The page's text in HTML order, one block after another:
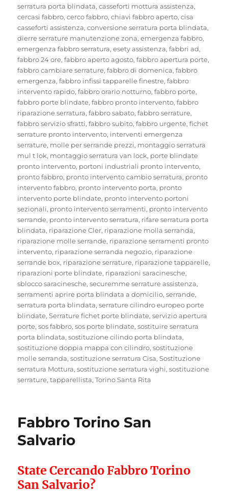
serratura porta blindata,casseforti mottura assistenza,
cercasi fabbro,cerco fabbro,chiavi fabbro aperto,cisa
casseforti assistenza,conversione serratura porta blindata,
dierre serrature manutenzione zona,emergenza fabbro,
emergenza fabbro serratura,esety assistenza,fabbri ad,
fabbro 24 ore,fabbro aperto agosto,fabbro apertura porte,
fabbro cambiare serrature,fabbro di domenica,fabbro
emergenza,fabbro infissi tapparelle finestre,fabbro
intervento rapido,fabbro orario notturno,fabbro porte,
fabbro porte blindate,fabbro pronto intervento,fabbro
riparazione serratura,fabbro sabato,fabbro serrature,
fabbro servizio sfratti,fabbro subito,fabbro urgente,fichet
serrature pronto intervento, interventi emergenza
serrature, molle per serrande prezzi, montaggio serratura
mul t lok, montaggio serratura van lock, porte blindate
pronto intervento, portoni industriali pronto intervento,
pronto fabbro, pronto intervento cambio serratura, pronto
intervento fabbro, pronto intervento porta, pronto
intervento porte blindate, pronto intervento portoni
sezionali, pronto intervento serramenti, pronto intervento
serrande, pronto intervento serratura, rifare serratura porta
blindata, riparazione Cler, riparazione molla serranda,
riparazione molle serrande, riparazione serramenti pronto
intervento, riparazione serranda negozio, riparazione
serrande box, riparazione serrature, riparazione tapparelle,
riparazioni porte blindate, riparazioni saracinesche,
sblocco saracinesche,securemme serrature assistenza,
serramenti aprire porta blindata a domicilio,serrande,
serratura porta blindata,serrature cilindro europeo porte
blindate,Serrature fichet porte blindate,servizio apertura
porte,sos fabbro,sos porte blindate,sostituire serratura
porta blindata,sostituzione cilindo porta blindata,
sostituzione doppia mappa con cilindro,sostituzione
molle serranda,sostituzione serratura Cisa,Sostituzione
serratura Mottura,sostituzione serratura vighi,sostituzione
serrature,tapparellista,Torino Santa Rita
Fabbro Torino San
Salvario
State Cercando Fabbro Torino
San Salvario?